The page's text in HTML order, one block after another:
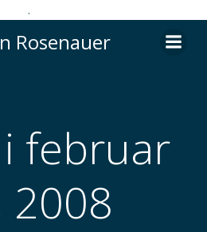
.
til
Rosenauer
februar
2008